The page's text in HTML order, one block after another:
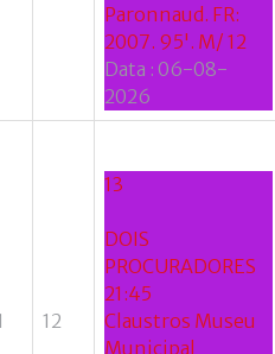
Paronnaud. FR:
2007. 95'. M/ 12
Data : 06-08-
2026
12
13
DOIS
PROCURADORES
21:45
Claustros Museu
Municipal